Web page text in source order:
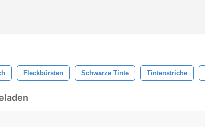
Fleckbürsten Schwarze Tinte Tintenstriche